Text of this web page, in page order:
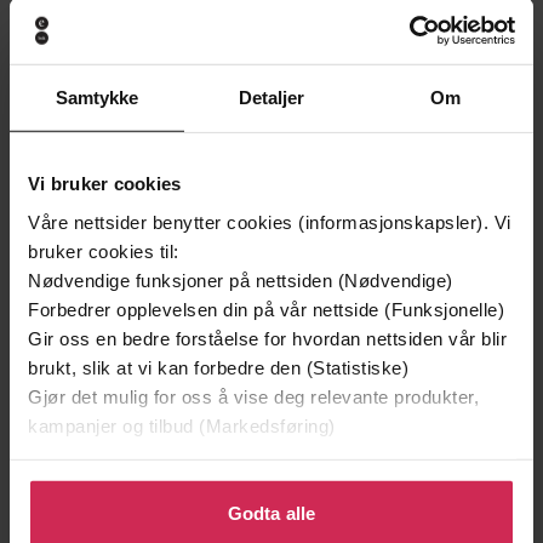
Samtykke Detaljer Om
Vi bruker cookies
Våre nettsider benytter cookies (informasjonskapsler). Vi
bruker cookies til:
Nødvendige funksjoner på nettsiden (Nødvendige)
Forbedrer opplevelsen din på vår nettside (Funksjonelle)
Gir oss en bedre forståelse for hvordan nettsiden vår blir
brukt, slik at vi kan forbedre den (Statistiske)
Gjør det mulig for oss å vise deg relevante produkter,
kampanjer og tilbud (Markedsføring)
Klikk på «Godta alle» for å gi oss ditt samtykke til å
bruke cookies for alle disse formålene. Du kan også
Godta alle
199,-
Minnesota
Jo Nesbø
EBOK
Utskudd
Jørn Lier Horst
EBOK
Forfattere Kit de Waal(forfatter)
Orion Children's Books